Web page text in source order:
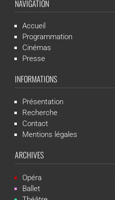
NAVIGATION
Accueil
Programmation
Cinémas
Presse
INFORMATIONS
Présentation
Recherche
Contact
Mentions légales
ARCHIVES
Opéra
Ballet